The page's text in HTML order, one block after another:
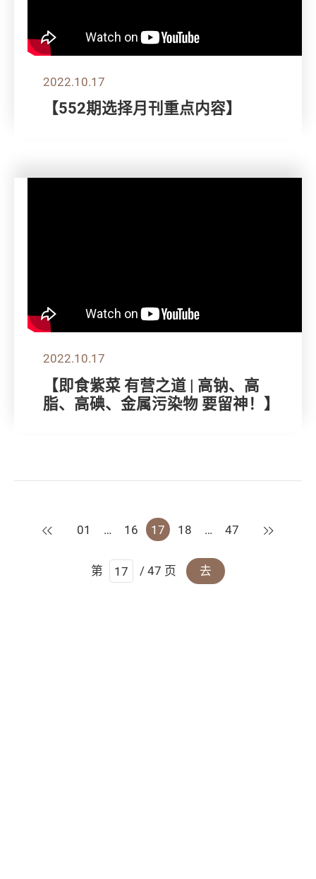
2022.10.17
【552期选择月刊重点内容】
2022.10.17
【即食紫菜 有营之道 | 高钠、高
脂、高碘、金属污染物 要留神！】
上一页
01 … 16 17 18 … 47 下一页
第 / 47 页 去